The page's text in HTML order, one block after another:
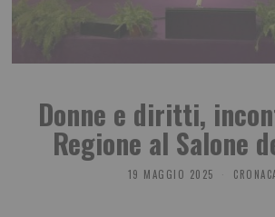
Donne e diritti,
Regione al Salone
19 MAGGIO 2025